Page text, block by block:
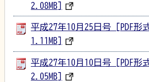
2.08MB]
平成27年10月25日号 [PDF形
1.11MB]
平成27年10月10日号 [PDF形
2.05MB]